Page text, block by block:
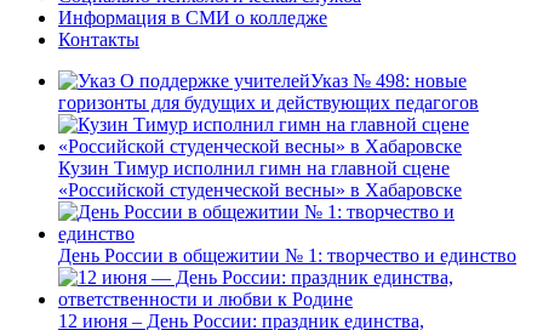
Информация в СМИ о колледже
Контакты
Указ № 498: новые
горизонты для будущих и действующих педагогов
Кузин Тимур исполнил гимн на главной сцене
«Российской студенческой весны» в Хабаровске
День России в общежитии № 1: творчество и единство
12 июня – День России: праздник единства,